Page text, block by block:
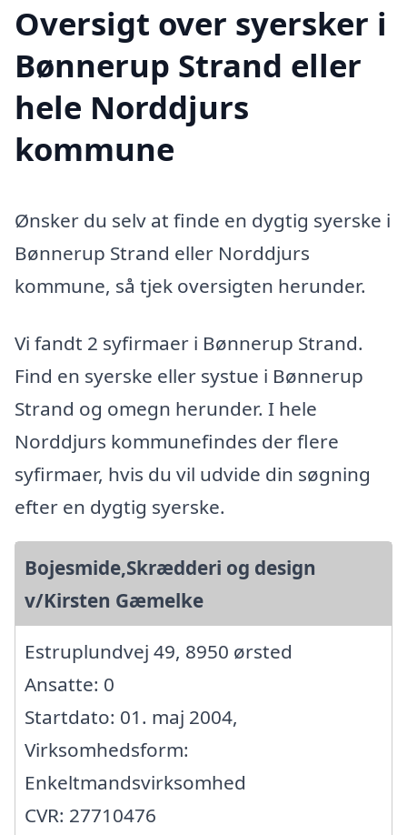
Oversigt over syersker i
Bønnerup Strand eller
hele Norddjurs
kommune
Ønsker du selv at finde en dygtig syerske i
Bønnerup Strand eller Norddjurs
kommune, så tjek oversigten herunder.
Vi fandt 2 syfirmaer i Bønnerup Strand.
Find en syerske eller systue i Bønnerup
Strand og omegn herunder. I hele
Norddjurs kommunefindes der flere
syfirmaer, hvis du vil udvide din søgning
efter en dygtig syerske.
Bojesmide,Skrædderi og design
v/Kirsten Gæmelke
Estruplundvej 49, 8950 ørsted
Ansatte: 0
Startdato: 01. maj 2004,
Virksomhedsform:
Enkeltmandsvirksomhed
CVR: 27710476